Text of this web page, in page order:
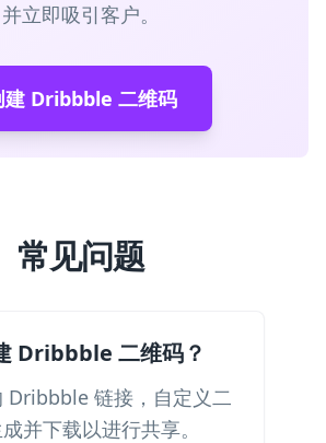
并立即吸引客户。
建 Dribbble 二维码
常见问题
Dribbble 二维码？
Dribbble 链接，自定义二
并下载以进行共享。